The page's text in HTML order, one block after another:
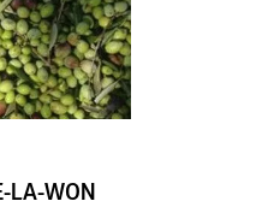
LA-WON